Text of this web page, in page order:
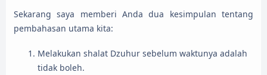
Sekarang saya memberi Anda dua kesimpulan tentang
pembahasan utama kita:
Melakukan shalat Dzuhur sebelum waktunya adalah
tidak boleh.